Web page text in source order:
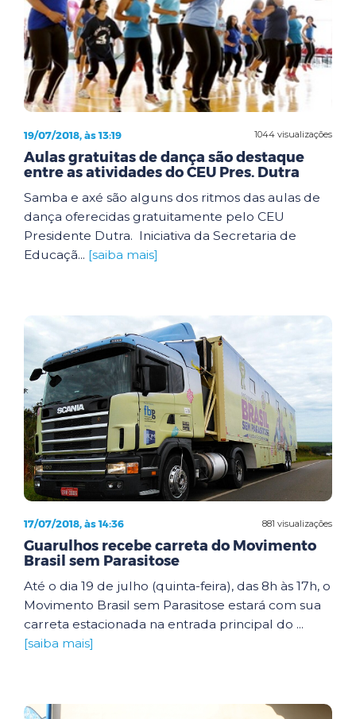
1044 visualizações
19/07/2018, às 13:19
Aulas gratuitas de dança são destaque
entre as atividades do CEU Pres. Dutra
Samba e axé são alguns dos ritmos das aulas de
dança oferecidas gratuitamente pelo CEU
Presidente Dutra. Iniciativa da Secretaria de
Educaçã... [saiba mais]
881 visualizações
17/07/2018, às 14:36
Guarulhos recebe carreta do Movimento
Brasil sem Parasitose
Até o dia 19 de julho (quinta-feira), das 8h às 17h, o
Movimento Brasil sem Parasitose estará com sua
carreta estacionada na entrada principal do ...
[saiba mais]